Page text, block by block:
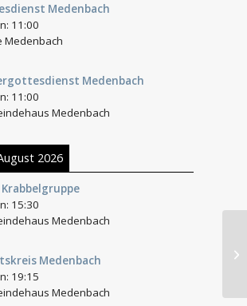
Medenbach
11:00
Medenbach
Medenbach
11:00
Medenbach
2026
Krabbelgruppe
15:30
Medenbach
Medenbach
19:15
Medenbach